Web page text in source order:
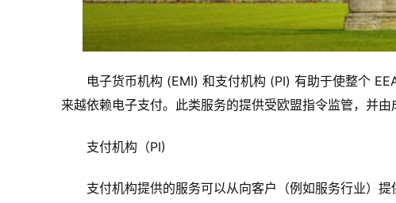
电子货币机构 (EMI) 和支付机构 (PI) 有助于使整个
来越依赖电子支付。此类服务的提供受欧盟指令监管，并由
支付机构（PI)
支付机构提供的服务可以从向客户（例如服务行业）